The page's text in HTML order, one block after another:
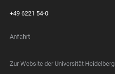
+49 6221 54-0
Anfahrt
Zur Website der Universität Heidelberg